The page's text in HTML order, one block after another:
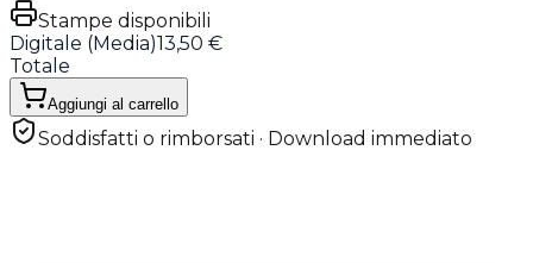
Stampe disponibili
Digitale (Media)13,50 €
Totale
Aggiungi al carrello
Soddisfatti o rimborsati · Download immediato